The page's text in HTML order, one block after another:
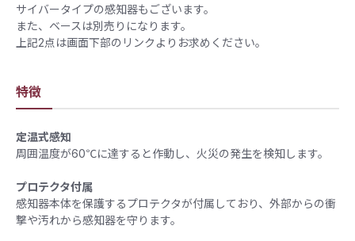
サイバータイプの感知器もございます。
また、ベースは別売りになります。
上記2点は画面下部のリンクよりお求めください。
特徴
定温式感知
周囲温度が60℃に達すると作動し、火災の発生を検知します。
プロテクタ付属
感知器本体を保護するプロテクタが付属しており、外部からの衝
撃や汚れから感知器を守ります。